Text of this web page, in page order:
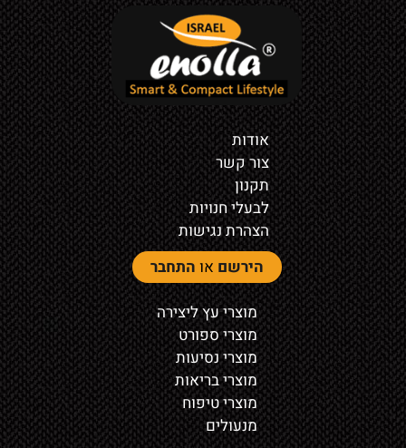
אודות
צור קשר
תקנון
לבעלי חנויות
הצהרת נגישות
הירשם או התחבר
מוצרי עץ ליצירה
מוצרי ספורט
מוצרי נסיעות
מוצרי בריאות
מוצרי טיפוח
מנעולים